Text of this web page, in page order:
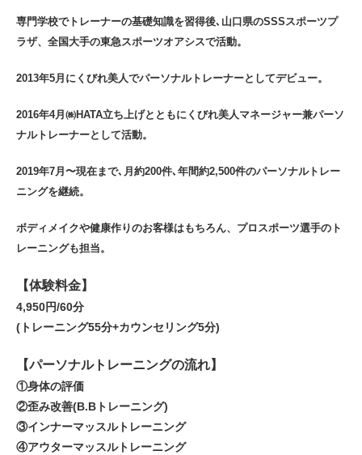
専門学校でトレーナーの基礎知識を習得後､山口県のSSSスポーツプ
ラザ、全国大手の東急スポーツオアシスで活動。
2013年5月にくびれ美人でパーソナルトレーナーとしてデビュー。
2016年4月㈱HATA立ち上げとともにくびれ美人マネージャー兼パーソ
ナルトレーナーとして活動。
2019年7月〜現在まで､月約200件､年間約2,500件のパーソナルトレー
ニングを継続。
ボディメイクや健康作りのお客様はもちろん、プロスポーツ選手のト
レーニングも担当。
【体験料金】
4,950円/60分
(トレーニング55分+カウンセリング5分)
【パーソナルトレーニングの流れ】
①身体の評価
②歪み改善(B.Bトレーニング)
③インナーマッスルトレーニング
④アウターマッスルトレーニング